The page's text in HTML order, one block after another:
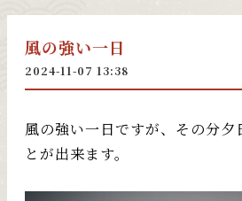
風の強い一日
2024-11-07 13:38
風の強い一日ですが、その分夕
とが出来ます。